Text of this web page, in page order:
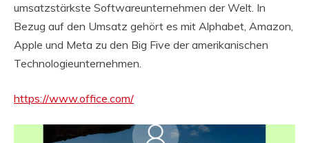
umsatzstärkste Softwareunternehmen der Welt. In
Bezug auf den Umsatz gehört es mit Alphabet, Amazon,
Apple und Meta zu den Big Five der amerikanischen
Technologieunternehmen.
https://www.office.com/